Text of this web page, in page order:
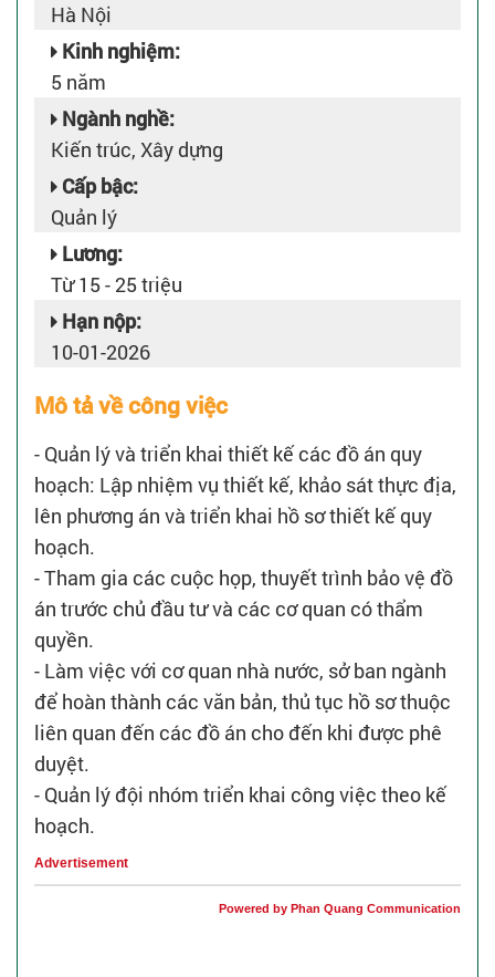
Hà Nội
Kinh nghiệm:
5 năm
Ngành nghề:
Kiến trúc, Xây dựng
Cấp bậc:
Quản lý
Lương:
Từ 15 - 25 triệu
Hạn nộp:
10-01-2026
Mô tả về công việc
- Quản lý và triển khai thiết kế các đồ án quy
hoạch: Lập nhiệm vụ thiết kế, khảo sát thực địa,
lên phương án và triển khai hồ sơ thiết kế quy
hoạch.
- Tham gia các cuộc họp, thuyết trình bảo vệ đồ
án trước chủ đầu tư và các cơ quan có thẩm
quyền.
- Làm việc với cơ quan nhà nước, sở ban ngành
để hoàn thành các văn bản, thủ tục hồ sơ thuộc
liên quan đến các đồ án cho đến khi được phê
duyệt.
- Quản lý đội nhóm triển khai công việc theo kế
hoạch.
Advertisement
Powered by Phan Quang Communication